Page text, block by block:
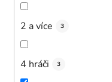
2 a více 3
4 hráči 3